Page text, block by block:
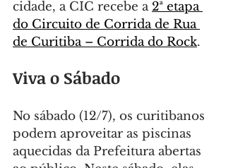
cidade, a CIC recebe a 2ª etapa
do Circuito de Corrida de Rua
de Curitiba – Corrida do Rock.
Viva o Sábado
No sábado (12/7), os curitibanos
podem aproveitar as piscinas
aquecidas da Prefeitura abertas